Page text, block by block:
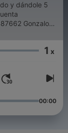
y dándole 5
(YouTube,
1 x
00:00